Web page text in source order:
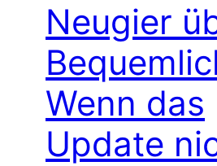
Neugier
Wenn das
Update